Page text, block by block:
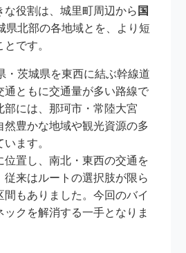
な役割は、城里町周辺から 国
県北部の各地域とを、より短
です。
・茨城県を東西に結ぶ幹線道
通ともに交通量が多い路線で
部には、那珂市・常陸大宮
然豊かな地域や観光資源の多
ます。
位置し、南北・東西の交通を
従来はルートの選択肢が限ら
間もありました。今回のバイ
クを解消する一手となりま